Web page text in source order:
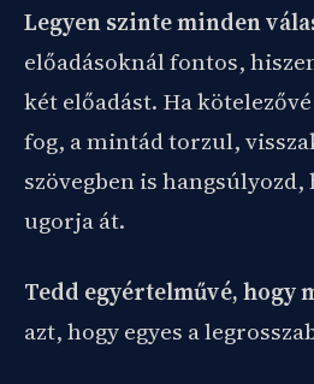
Legyen szinte minden
előadásoknál fontos,
két előadást. Ha
fog, a mintád torzul,
szövegben is
ugorja át.
Tedd egyértelművé, hogy
azt, hogy egyes a